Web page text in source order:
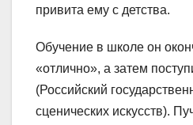
привита ему с детства.
Обучение в школе он
«отлично», а затем
(Российский
сценических искусств).